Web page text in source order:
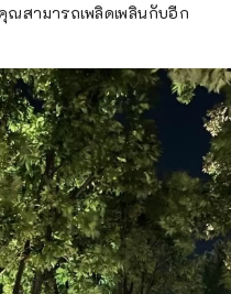
สามารถเพลิดเพลินกับอีก